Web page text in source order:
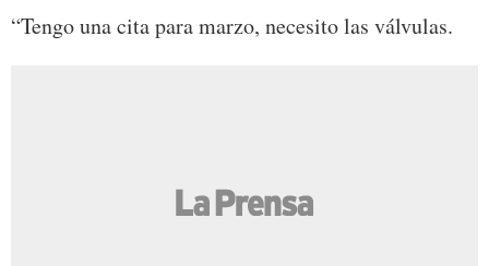
“Tengo una cita para marzo, necesito las válvulas.